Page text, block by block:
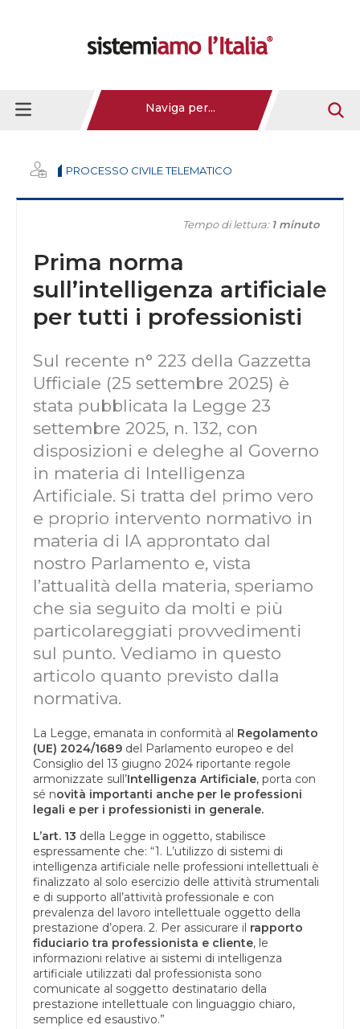
Naviga per...
PROCESSO CIVILE TELEMATICO
Tempo di lettura: 1 minuto
Prima norma
sull’intelligenza artificiale
per tutti i professionisti
Sul recente n° 223 della Gazzetta
Ufficiale (25 settembre 2025) è
stata pubblicata la Legge 23
settembre 2025, n. 132, con
disposizioni e deleghe al Governo
in materia di Intelligenza
Artificiale. Si tratta del primo vero
e proprio intervento normativo in
materia di IA approntato dal
nostro Parlamento e, vista
l’attualità della materia, speriamo
che sia seguito da molti e più
particolareggiati provvedimenti
sul punto. Vediamo in questo
articolo quanto previsto dalla
normativa.
La Legge, emanata in conformità al Regolamento
(UE) 2024/1689 del Parlamento europeo e del
Consiglio del 13 giugno 2024 riportante regole
armonizzate sull’Intelligenza Artificiale, porta con
sé novità importanti anche per le professioni
legali e per i professionisti in generale.
L’art. 13 della Legge in oggetto, stabilisce
espressamente che: “1. L’utilizzo di sistemi di
intelligenza artificiale nelle professioni intellettuali è
finalizzato al solo esercizio delle attività strumentali
e di supporto all’attività professionale e con
prevalenza del lavoro intellettuale oggetto della
prestazione d’opera. 2. Per assicurare il rapporto
fiduciario tra professionista e cliente, le
informazioni relative ai sistemi di intelligenza
artificiale utilizzati dal professionista sono
comunicate al soggetto destinatario della
prestazione intellettuale con linguaggio chiaro,
semplice ed esaustivo.”